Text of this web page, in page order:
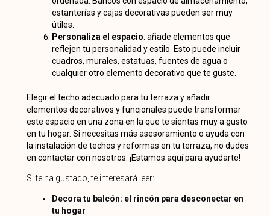
estanterías y cajas decorativas pueden ser muy
útiles.
Personaliza el espacio: añade elementos que
reflejen tu personalidad y estilo. Esto puede incluir
cuadros, murales, estatuas, fuentes de agua o
cualquier otro elemento decorativo que te guste.
Elegir el techo adecuado para tu terraza y añadir
elementos decorativos y funcionales puede transformar
este espacio en una zona en la que te sientas muy a gusto
en tu hogar. Si necesitas más asesoramiento o ayuda con
la instalación de techos y reformas en tu terraza, no dudes
en contactar con nosotros. ¡Estamos aquí para ayudarte!
Si te ha gustado, te interesará leer:
Decora tu balcón: el rincón para desconectar en
tu hogar